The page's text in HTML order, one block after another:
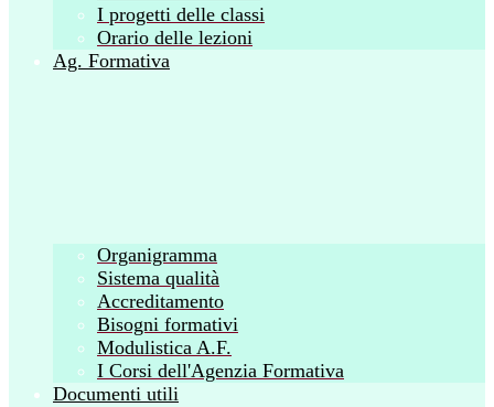
I progetti delle classi
Orario delle lezioni
Ag. Formativa
Organigramma
Sistema qualità
Accreditamento
Bisogni formativi
Modulistica A.F.
I Corsi dell'Agenzia Formativa
Documenti utili